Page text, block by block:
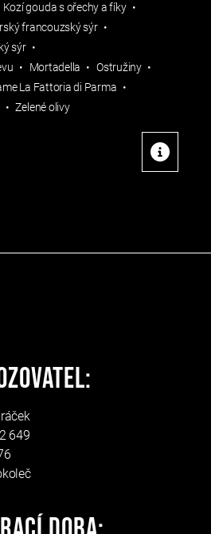
Kozí gouda s ořechy a fíky
francouzský sýr
sýr
Mortadella
Ostružiny
La Fattoria di Parma
Zelené olivy
649